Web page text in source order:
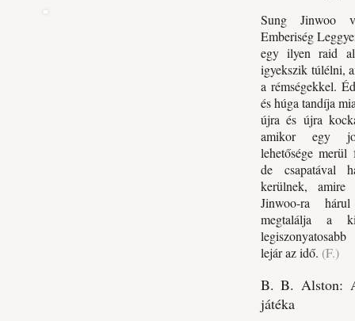
Sung Jinwoo
Emberiség
egy ilyen raid
igyekszik túlélni,
a rémségekkel.
és húga tandíja
újra és újra
amikor egy
lehetősége
de csapatával
kerülnek,
Jinwoo-ra
megtalálja a
lejár az idő. (F.)
B. B. Alston:
játéka